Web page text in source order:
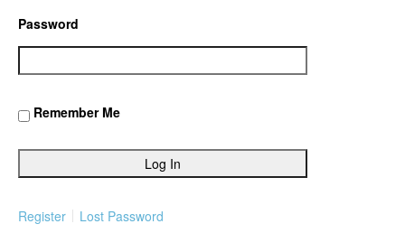
Password
Remember Me
Register Lost Password